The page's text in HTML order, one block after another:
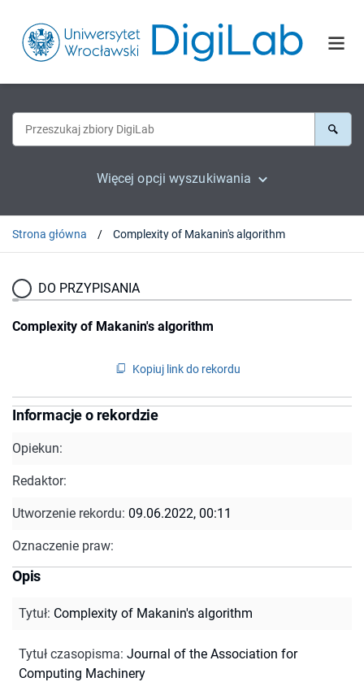
Więcej opcji wyszukiwania
Strona główna Complexity of Makanin's algorithm
DO PRZYPISANIA
Complexity of Makanin's algorithm
Kopiuj link do rekordu
Informacje o rekordzie
Opiekun:
Redaktor:
Utworzenie rekordu: 09.06.2022, 00:11
Oznaczenie praw:
Opis
Tytuł: Complexity of Makanin's algorithm
Tytuł czasopisma: Journal of the Association for
Computing Machinery